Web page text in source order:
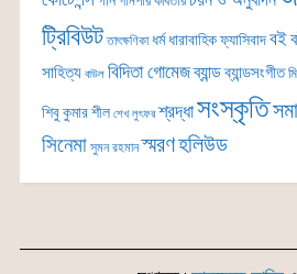
ট্রিবিউট তাৎক্ষণিকা ধর্ম ধারাবাহিকফ্যাসিবাদবই
সাহিত্য বাউল বিদিতা গোমেজব্যান্ডব্যান্ডসংগীত
শিবু কুমার শীল শেখ লুৎফর শ্রদ্ধাসংস্কৃতি
সিনেমা সুমন রহমান স্মরণহলিউড